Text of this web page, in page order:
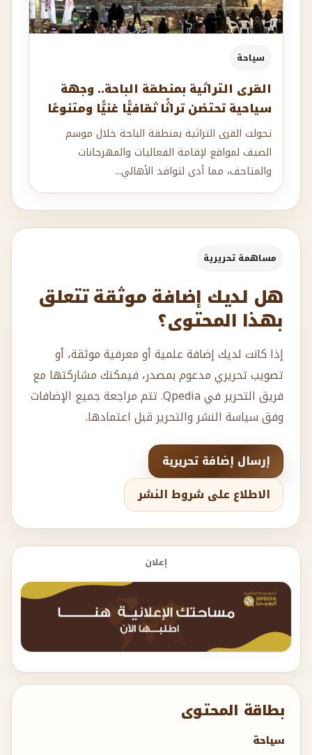
بطاقة المحتوى
سياحة
سياحة
القرى التراثية بمنطقة الباحة.. وجهة
سياحية تحتضن تراثًا ثقافيًّا غنيًّا ومتنوعًا
تحولت القرى التراثية بمنطقة الباحة خلال موسم
الصيف لمواقع لإقامة الفعاليات والمهرجانات
والمتاحف، مما أدى لتوافد الأهالي...
مساهمة تحريرية
هل لديك إضافة موثقة تتعلق
بهذا المحتوى؟
إذا كانت لديك إضافة علمية أو معرفية موثقة، أو
تصويب تحريري مدعوم بمصدر، فيمكنك مشاركتها مع
فريق التحرير في Qpedia. تتم مراجعة جميع الإضافات
وفق سياسة النشر والتحرير قبل اعتمادها.
إرسال إضافة تحريرية
الاطلاع على شروط النشر
إعلان